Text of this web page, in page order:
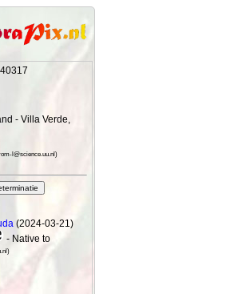
- Villa Verde,
l@science.uu.nl)
(2024-03-21)
- Native to